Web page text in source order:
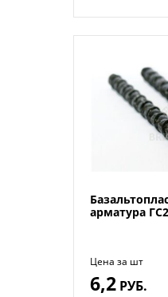
арматура
Цена за шт
6,2РУБ.